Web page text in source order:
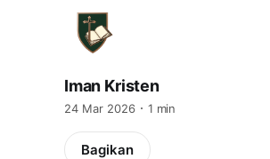
Iman Kristen
24 Mar 2026 1 min
Bagikan